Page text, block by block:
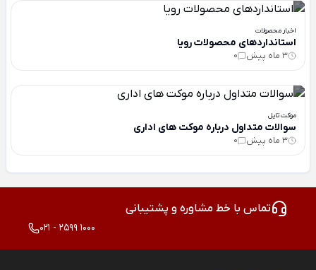
اخبار محصولات
استانداردهای محصولات رویا
3 ماه پیش 0
موکت تایل
سوالات متداول درباره موکت های اداری
3 ماه پیش 0
تماس با خط مشاوره و پشتیبانی
021 - 2599 1000